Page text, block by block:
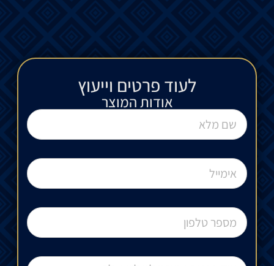
לעוד פרטים וייעוץ​
אודות המוצר